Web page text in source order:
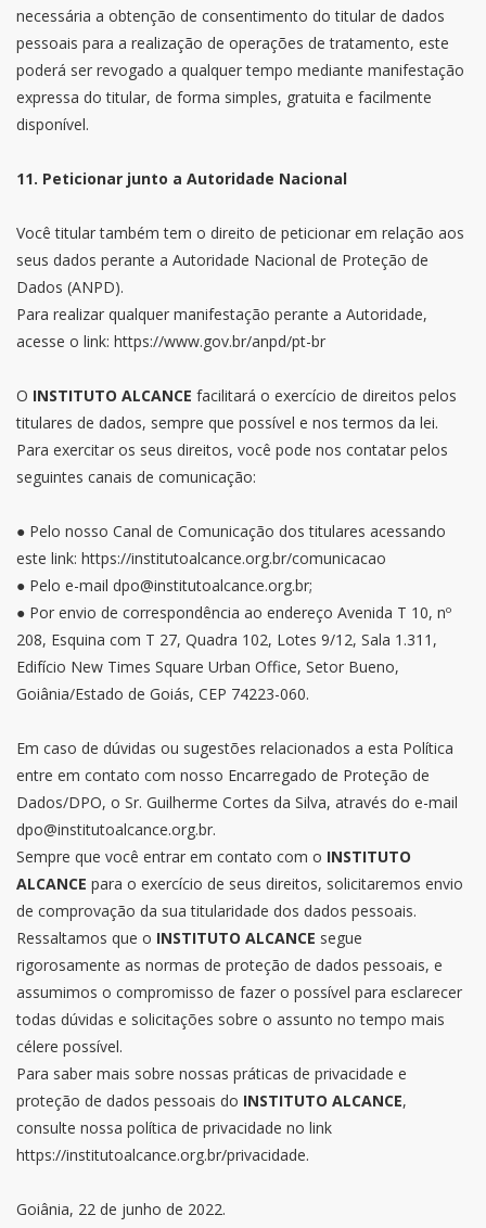
necessária a obtenção de consentimento do titular de dados
pessoais para a realização de operações de tratamento, este
poderá ser revogado a qualquer tempo mediante manifestação
expressa do titular, de forma simples, gratuita e facilmente
disponível.
11. Peticionar junto a Autoridade Nacional
Você titular também tem o direito de peticionar em relação aos
seus dados perante a Autoridade Nacional de Proteção de
Dados (ANPD).
Para realizar qualquer manifestação perante a Autoridade,
acesse o link: https://www.gov.br/anpd/pt-br
O INSTITUTO ALCANCE facilitará o exercício de direitos pelos
titulares de dados, sempre que possível e nos termos da lei.
Para exercitar os seus direitos, você pode nos contatar pelos
seguintes canais de comunicação:
● Pelo nosso Canal de Comunicação dos titulares acessando
este link: https://institutoalcance.org.br/comunicacao
● Pelo e-mail dpo@institutoalcance.org.br;
● Por envio de correspondência ao endereço Avenida T 10, nº
208, Esquina com T 27, Quadra 102, Lotes 9/12, Sala 1.311,
Edifício New Times Square Urban Office, Setor Bueno,
Goiânia/Estado de Goiás, CEP 74223-060.
Em caso de dúvidas ou sugestões relacionados a esta Política
entre em contato com nosso Encarregado de Proteção de
Dados/DPO, o Sr. Guilherme Cortes da Silva, através do e-mail
dpo@institutoalcance.org.br.
Sempre que você entrar em contato com o INSTITUTO
ALCANCE para o exercício de seus direitos, solicitaremos envio
de comprovação da sua titularidade dos dados pessoais.
Ressaltamos que o INSTITUTO ALCANCE segue
rigorosamente as normas de proteção de dados pessoais, e
assumimos o compromisso de fazer o possível para esclarecer
todas dúvidas e solicitações sobre o assunto no tempo mais
célere possível.
Para saber mais sobre nossas práticas de privacidade e
proteção de dados pessoais do INSTITUTO ALCANCE,
consulte nossa política de privacidade no link
https://institutoalcance.org.br/privacidade.
Goiânia, 22 de junho de 2022.